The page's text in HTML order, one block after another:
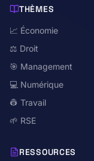
THÈMES
📈 Économie
⚖️ Droit
🎯 Management
💻 Numérique
👷 Travail
🌱 RSE
RESSOURCES